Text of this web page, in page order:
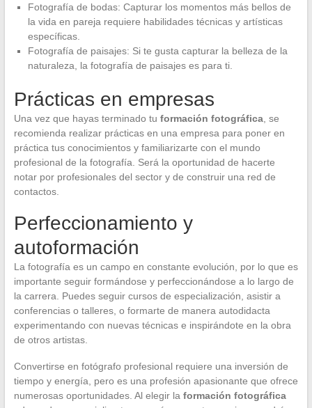
Fotografía de bodas: Capturar los momentos más bellos de
la vida en pareja requiere habilidades técnicas y artísticas
específicas.
Fotografía de paisajes: Si te gusta capturar la belleza de la
naturaleza, la fotografía de paisajes es para ti.
Prácticas en empresas
Una vez que hayas terminado tu formación fotográfica, se
recomienda realizar prácticas en una empresa para poner en
práctica tus conocimientos y familiarizarte con el mundo
profesional de la fotografía. Será la oportunidad de hacerte
notar por profesionales del sector y de construir una red de
contactos.
Perfeccionamiento y
autoformación
La fotografía es un campo en constante evolución, por lo que es
importante seguir formándose y perfeccionándose a lo largo de
la carrera. Puedes seguir cursos de especialización, asistir a
conferencias o talleres, o formarte de manera autodidacta
experimentando con nuevas técnicas e inspirándote en la obra
de otros artistas.
Convertirse en fotógrafo profesional requiere una inversión de
tiempo y energía, pero es una profesión apasionante que ofrece
numerosas oportunidades. Al elegir la formación fotográfica